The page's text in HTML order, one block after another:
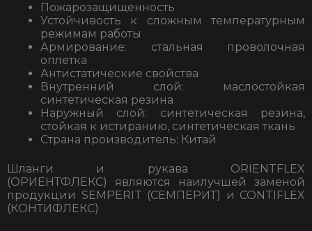
Пожарозащищенность
Устойчивость к сложным температурным
режимам работы
Армирование: стальная проволочная
оплетка
Антистатические свойства
Внутренний слой: маслостойкая
синтетическая резина
Наружный слой: синтетическая резина,
стойкая к истиранию, синтетическая ткань
Страна производитель: Китай
Шланги и рукава ORIENTFLEX
(ОРИЕНТФЛЕКС)
являются наилучшей заменой
продукции SEMPERIT (СЕМПЕРИТ) и CONTIFLEX
(КОНТИФЛЕКС)